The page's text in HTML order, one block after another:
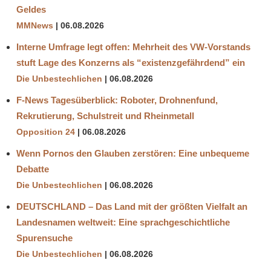
Geldes
MMNews 06.08.2026
Interne Umfrage legt offen: Mehrheit des VW-Vorstands
stuft Lage des Konzerns als “existenzgefährdend” ein
Die Unbestechlichen 06.08.2026
F-News Tagesüberblick: Roboter, Drohnenfund,
Rekrutierung, Schulstreit und Rheinmetall
Opposition 24 06.08.2026
Wenn Pornos den Glauben zerstören: Eine unbequeme
Debatte
Die Unbestechlichen 06.08.2026
DEUTSCHLAND – Das Land mit der größten Vielfalt an
Landesnamen weltweit: Eine sprachgeschichtliche
Spurensuche
Die Unbestechlichen 06.08.2026